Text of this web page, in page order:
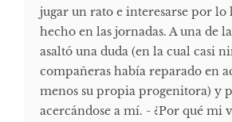
jugar un rato e interesarse por lo
hecho en las jornadas. A una de
asaltó una duda (en la cual casi
compañeras había reparado en
menos su propia progenitora) y
acercándose a mí. - ¿Por qué mi